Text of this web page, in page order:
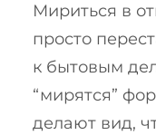
Мириться в
просто
к бытовым
“мирятся”
делают вид,